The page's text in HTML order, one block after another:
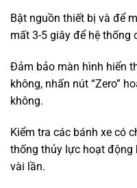
Bật nguồn thiết bị và để
mất 3-5 giây để hệ thống
Đảm bảo màn hình hiển
không, nhấn nút “Zero”
không.
Kiểm tra các bánh xe có
thống thủy lực hoạt
vài lần.